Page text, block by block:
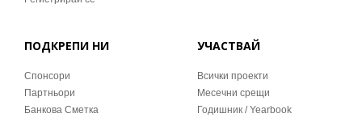
ПОДКРЕПИ НИ
Спонсори
Партньори
Банкова Сметка
УЧАСТВАЙ
Всички проекти
Месечни срещи
Годишник / Yearbook